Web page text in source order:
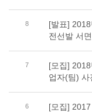
8
[발표]
전선발 서
7
[모집]
업자(팀) 사
6
[모집]